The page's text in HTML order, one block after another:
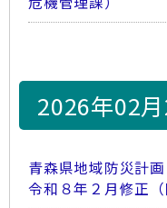
2026年02
青森県地域防災計
令和８年２月修正（